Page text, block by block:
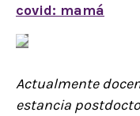
covid: mamá
Actualmente
estancia